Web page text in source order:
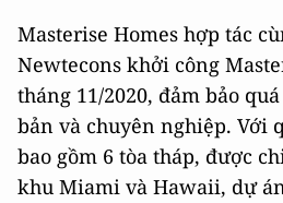
Masterise Homes hợp tác
Newtecons khởi công
tháng 11/2020, đảm bảo
bản và chuyên nghiệp. Với
bao gồm 6 tòa tháp, được
khu Miami và Hawaii, dự